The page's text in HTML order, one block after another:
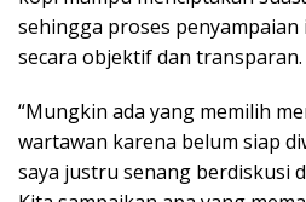
sehingga proses
secara objektif dan transparan.
“Mungkin ada yang memilih
wartawan karena belum siap
saya justru senang berdiskusi